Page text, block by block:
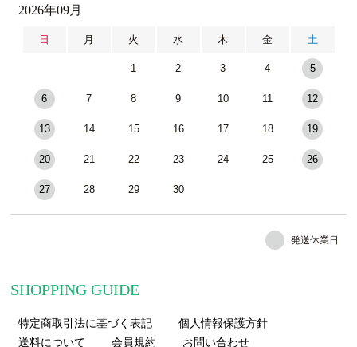
2026年09月
日 月 火 水 木 金 土
1 2 3 4 5
6 7 8 9 10 11 12
13 14 15 16 17 18 19
20 21 22 23 24 25 26
27 28 29 30
発送休業日
SHOPPING GUIDE
特定商取引法に基づく表記
個人情報保護方針
送料について
会員規約 お問い合わせ